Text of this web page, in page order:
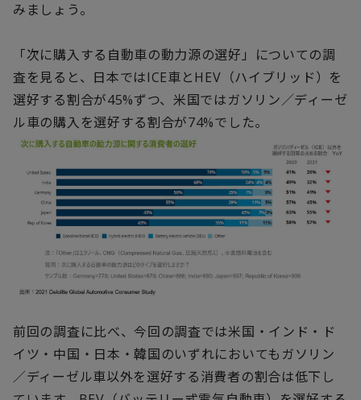
みましょう。
「次に購入する自動車の動力源の選好」についての調
査を見ると、日本ではICE車とHEV（ハイブリッド）を
選好する割合が45%ずつ、米国ではガソリン／ディーゼ
ル車の購入を選好する割合が74%でした。
前回の調査に比べ、今回の調査では米国・インド・ド
イツ・中国・日本・韓国のいずれにおいてもガソリン
／ディーゼル車以外を選好する消費者の割合は低下し